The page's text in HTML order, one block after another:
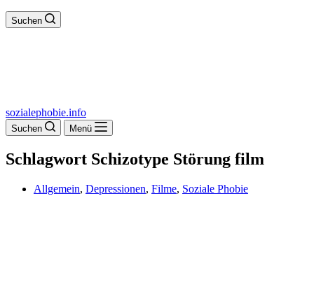
Suchen
sozialephobie.info
Suchen Menü
Schlagwort Schizotype Störung film
Allgemein, Depressionen, Filme, Soziale Phobie